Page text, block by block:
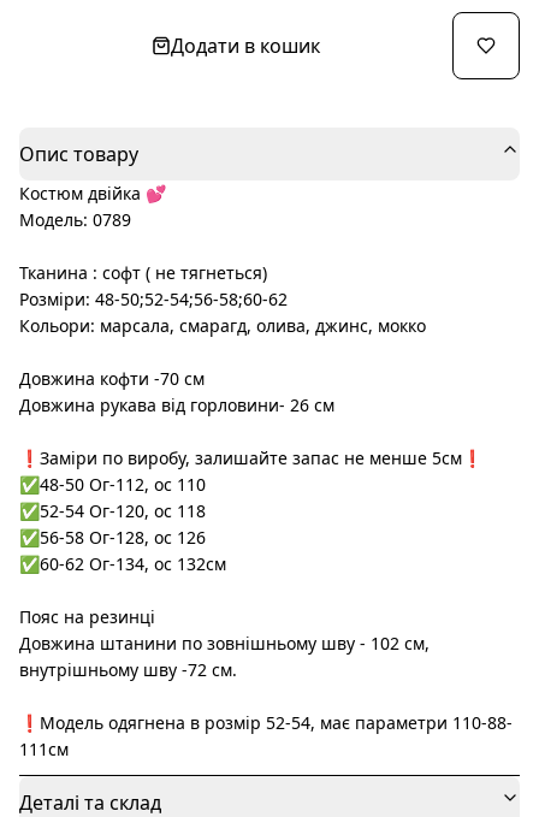
Додати в кошик
Опис товару
Костюм двійка 💕
Модель: 0789
Тканина : софт ( не тягнеться)
Розміри: 48-50;52-54;56-58;60-62
Кольори: марсала, смарагд, олива, джинс, мокко
Довжина кофти -70 см
Довжина рукава від горловини- 26 см
❗️Заміри по виробу, залишайте запас не менше 5см❗️
✅48-50 Ог-112, ос 110
✅52-54 Ог-120, ос 118
✅56-58 Ог-128, ос 126
✅60-62 Ог-134, ос 132см
Пояс на резинці
Довжина штанини по зовнішньому шву - 102 см,
внутрішньому шву -72 см.
❗️Модель одягнена в розмір 52-54, має параметри 110-88-
111см
Деталі та склад